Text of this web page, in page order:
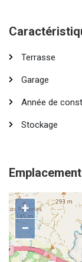
Terrasse
Garage
Année de
Stockage
Emplacement
+
−